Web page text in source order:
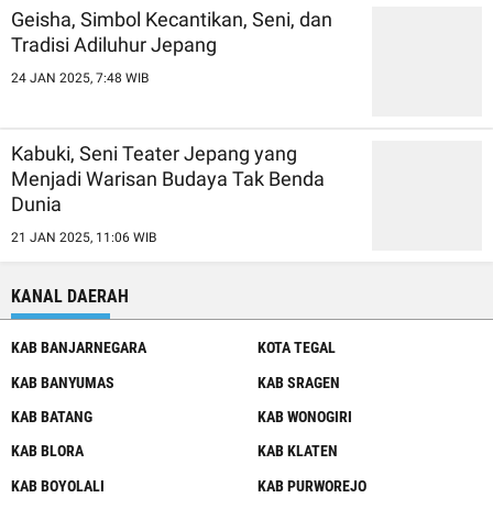
Geisha, Simbol Kecantikan, Seni, dan
Tradisi Adiluhur Jepang
24 JAN 2025, 7:48 WIB
Kabuki, Seni Teater Jepang yang
Menjadi Warisan Budaya Tak Benda
Dunia
21 JAN 2025, 11:06 WIB
KANAL DAERAH
KAB BANJARNEGARA
KAB BANYUMAS
KAB BATANG
KAB BLORA
KAB BOYOLALI
KOTA TEGAL
KAB SRAGEN
KAB WONOGIRI
KAB KLATEN
KAB PURWOREJO